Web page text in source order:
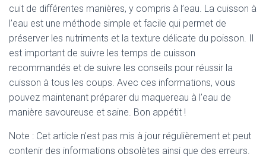
cuit de différentes manières, y compris à l’eau. La cuisson à
l’eau est une méthode simple et facile qui permet de
préserver les nutriments et la texture délicate du poisson. Il
est important de suivre les temps de cuisson
recommandés et de suivre les conseils pour réussir la
cuisson à tous les coups. Avec ces informations, vous
pouvez maintenant préparer du maquereau à l’eau de
manière savoureuse et saine. Bon appétit !
Note : Cet article n'est pas mis à jour régulièrement et peut
contenir des informations obsolètes ainsi que des erreurs.